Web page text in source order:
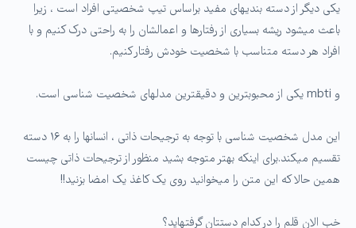
یکی دیگر از دسته بندی­های مفید براساس تیپ شخصیتی افراد است ، زیرا
باعث میشود ریشه بسیاری از رفتارها و اعمالشان را به راحتی درک کنیم و با
افراد هر دسته متناسب با شخصیت خودش رفتار کنیم.
و mbti یکی از محبوب­ترین و دقیق­ترین مدل­های شخصیت شناسی است.
این مدل شخصیت شناسی با توجه به ترجیحات ذاتی ، انسانها را به ۱۶ دسته
تقسیم می­کند.برای اینکه بهتر متوجه بشید منظور از ترجیحات ذاتی چیست
همین حالا که این متن را میخوانید روی یک کاغذ یک امضا بزنید!!
خب الان قلم را در کدام دستتان گرفته­اید؟